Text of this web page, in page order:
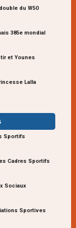
du W50
385e mondial
et Younes
Lalla
Sportifs
Cadres Sportifs
Sociaux
Sportives